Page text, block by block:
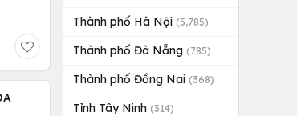
Thành phố Hà Nội (5,785)
Thành phố Đà Nẵng (785)
Thành phố Đồng Nai (368)
Tỉnh Tây Ninh (314)